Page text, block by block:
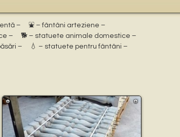
–
⛲ – fântâni arteziene –
–
🐕 – statuete animale domestice –
–
💧 – statuete pentru fântâni –